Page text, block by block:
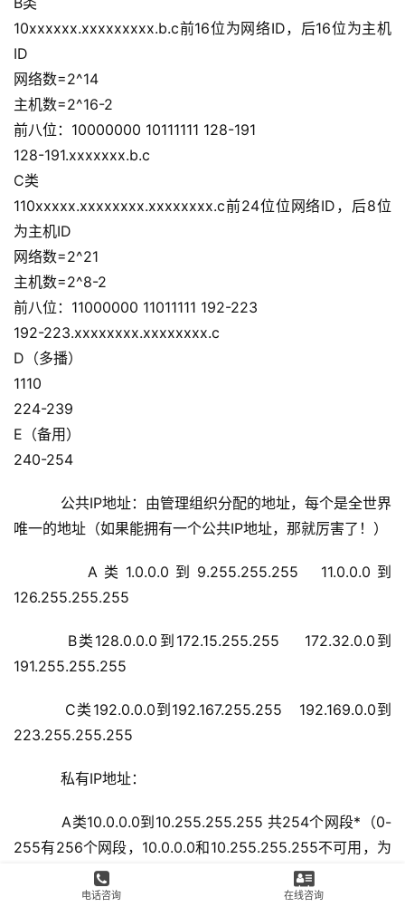
10xxxxxx.xxxxxxxxx.b.c前16位为网络ID，后16位为主机
ID
网络数=2^14
主机数=2^16-2
前八位：10000000 10111111 128-191
128-191.xxxxxxx.b.c
C类
110xxxxx.xxxxxxxx.xxxxxxxx.c前24位位网络ID，后8位
为主机ID
网络数=2^21
主机数=2^8-2
前八位：11000000 11011111 192-223
192-223.xxxxxxxx.xxxxxxxx.c
D（多播）
1110
224-239
E（备用）
240-254
唯一的地址（如果能拥有一个公共IP地址，那就厉害了！）
126.255.255.255
191.255.255.255
223.255.255.255
    私有IP地址：
    A类10.0.0.0到10.255.255.255 共254个网段*（
0-
255有256个网段， 10.0.0.0和10.255.255.255不可用，为
电话咨询 在线咨询